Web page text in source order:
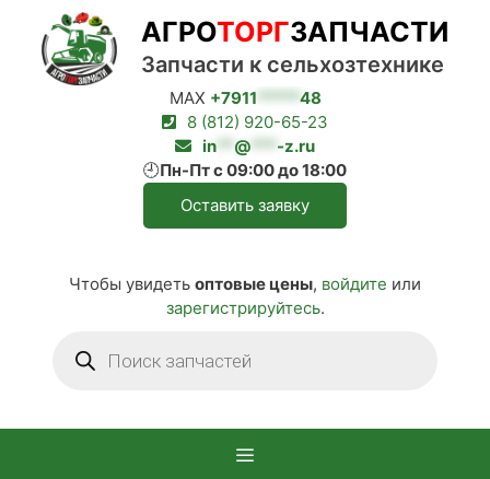
Перейти
содержимому
MAX +7911 ***** 48
8 (812) 920-65-23
in
@ *** -z.ru
🕘Пн-Пт с 09:00 до 18:00
Оставить заявку
Чтобы увидеть оптовые цены, войдите или
зарегистрируйтесь.
товаров
АГРОТОРГЗАПЧАСТИ
Запчасти к сельхозтехнике